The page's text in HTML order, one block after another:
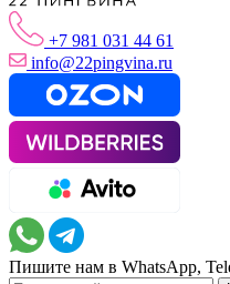
+7 981 031 44 61
info@22pingvina.ru
Пишите нам в WhatsApp,